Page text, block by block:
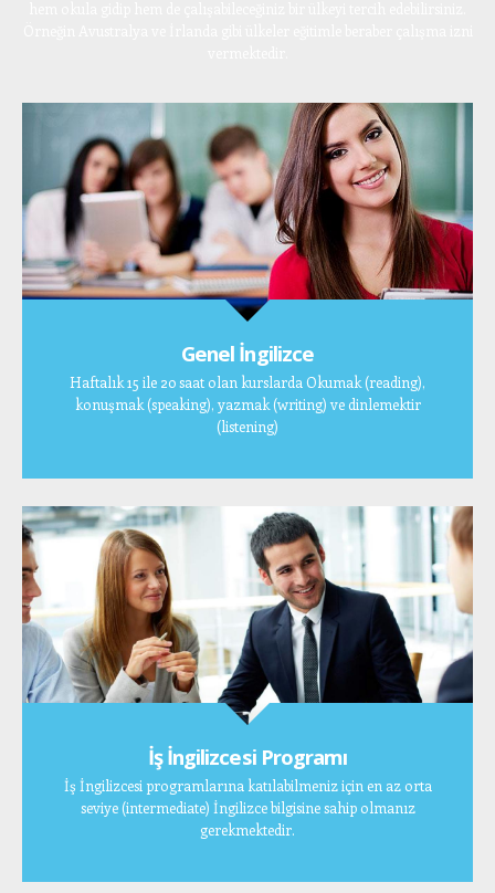
Genel İngilizce
Haftalık 15 ile 20 saat olan kurslarda Okumak (reading),
konuşmak (speaking), yazmak (writing) ve dinlemektir
(listening)
İş İngilizcesi Programı
İş İngilizcesi programlarına katılabilmeniz için en az orta
seviye (intermediate) İngilizce bilgisine sahip olmanız
gerekmektedir.